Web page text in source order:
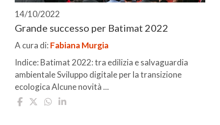
14/10/2022
Grande successo per Batimat 2022
A cura di: Fabiana Murgia
Indice: Batimat 2022: tra edilizia e salvaguardia
ambientale Sviluppo digitale per la transizione
ecologica Alcune novità ...